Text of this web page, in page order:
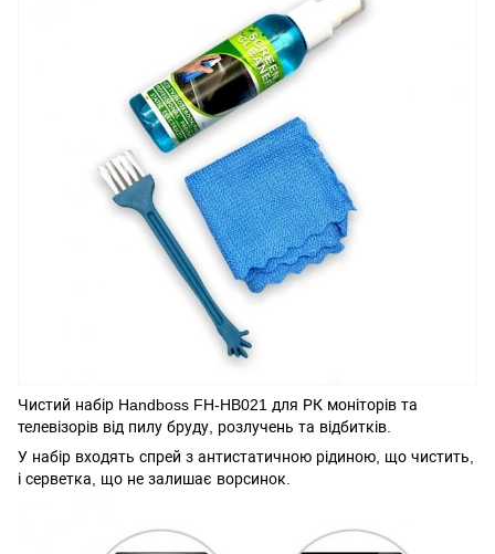
Чистий набір Handboss FH-HB021 для РК моніторів та
телевізорів від пилу бруду, розлучень та відбитків.
У набір входять спрей з антистатичною рідиною, що чистить,
і серветка, що не залишає ворсинок.